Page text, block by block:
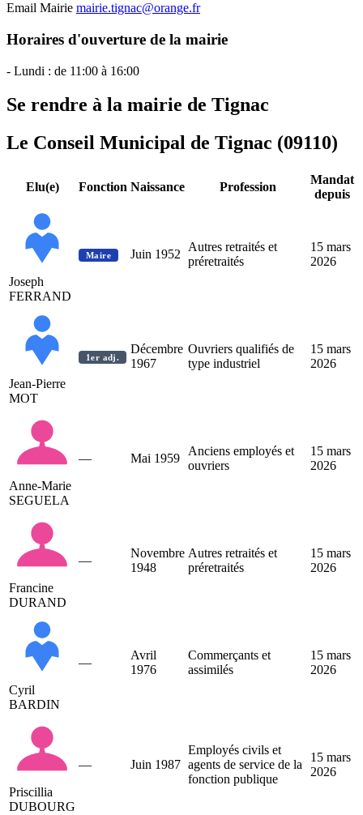
Email Mairie mairie.tignac@orange.fr
Horaires d'ouverture de la mairie
- Lundi : de 11:00 à 16:00
Se rendre à la mairie de Tignac
Le Conseil Municipal de Tignac (09110)
Elu(e) Fonction Naissance Profession
Mandat
depuis
Joseph
FERRAND
Maire Juin 1952
Autres retraités et
préretraités
15 mars
2026
Jean-Pierre
MOT
1er adj.
Décembre
1967
Ouvriers qualifiés de
type industriel
15 mars
2026
Anne-Marie
SEGUELA
— Mai 1959
Anciens employés et
ouvriers
15 mars
2026
Francine
DURAND
—
Novembre
1948
Autres retraités et
préretraités
15 mars
2026
Cyril
BARDIN
—
Avril
1976
Commerçants et
assimilés
15 mars
2026
Priscillia
DUBOURG
— Juin 1987
Employés civils et
agents de service de la
fonction publique
15 mars
2026